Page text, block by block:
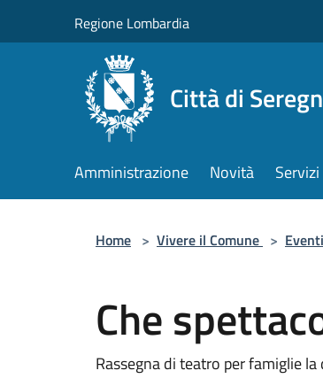
Regione Lombardia
Città di
Amministrazione Novità Servizi
Home > Vivere il Comune > Eventi
Che
Rassegna di teatro per famiglie